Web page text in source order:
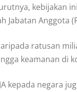
kebijakan
Jabatan Anggota
ratusan
keamanan di
kepada negara